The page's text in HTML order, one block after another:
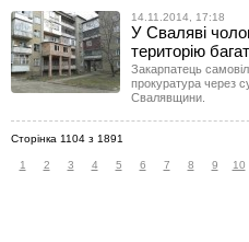
14.11.2014, 17:18
У Сваляві
територію
Закарпатець
прокуратура через
Свалявщини.
Сторінка 1104 з 1891
1 2 3 4 5 6 7 8 9 10